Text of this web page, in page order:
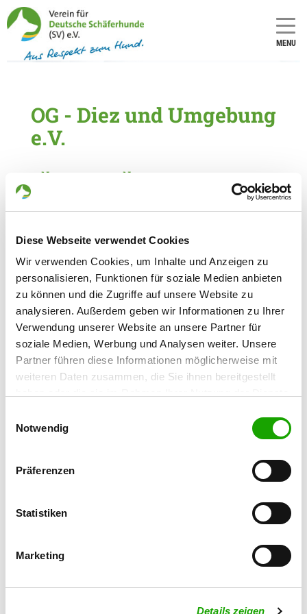
Diese Webseite verwendet Cookies
Wir verwenden Cookies, um Inhalte und Anzeigen zu
personalisieren, Funktionen für soziale Medien anbieten
zu können und die Zugriffe auf unsere Website zu
analysieren. Außerdem geben wir Informationen zu Ihrer
Verwendung unserer Website an unsere Partner für
soziale Medien, Werbung und Analysen weiter. Unsere
Partner führen diese Informationen möglicherweise mit
weiteren Daten zusammen, die Sie ihnen bereitgestellt
Cookies, wenn Sie unsere Webseite weiterhin nutzen.
Notwendig
Präferenzen
Statistiken
Marketing
Details zeigen
MENU
OG - Diez und Umgebung
e.V.
Numero
Numero
Informationen zur Ortsgruppe Diez
und Umgebung e.V.
Kontakt:
Michael Kramer
Zum Wasserwäldchen 25
65582 Diez
Übungsplatz:
In der Au
06432 952666
michael.kramer01@t-online.de
Angebot:
Erziehungskurse, Faehrte, Unterordnung,